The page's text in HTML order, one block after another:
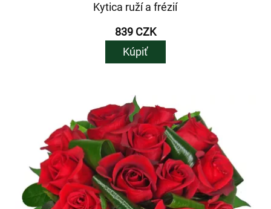
Kytica ruží a frézií
839 CZK
Kúpiť